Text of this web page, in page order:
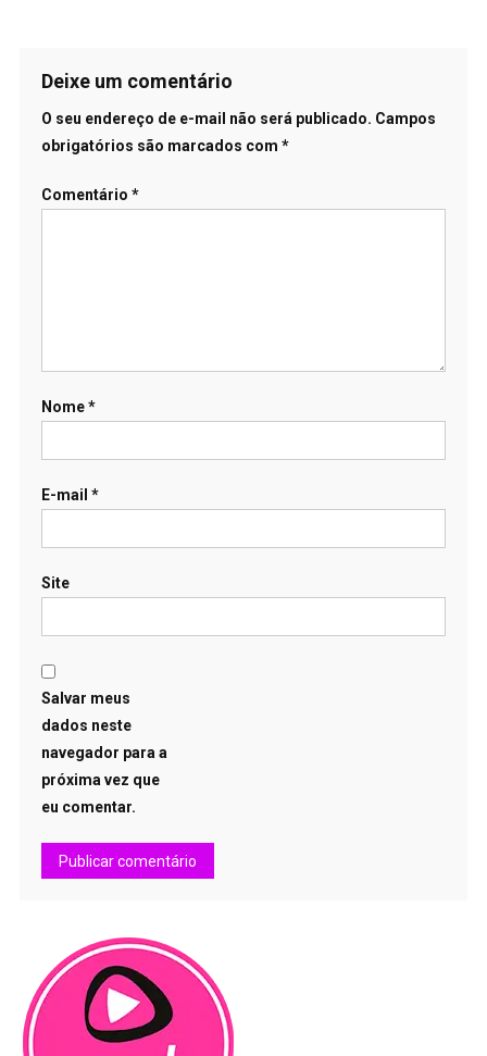
Deixe um comentário
O seu endereço de e-mail não será publicado. Campos
obrigatórios são marcados com *
Comentário *
Nome*
E-mail *
Site
Salvar meus
dados neste
navegador para a
próxima vez que
eu comentar.